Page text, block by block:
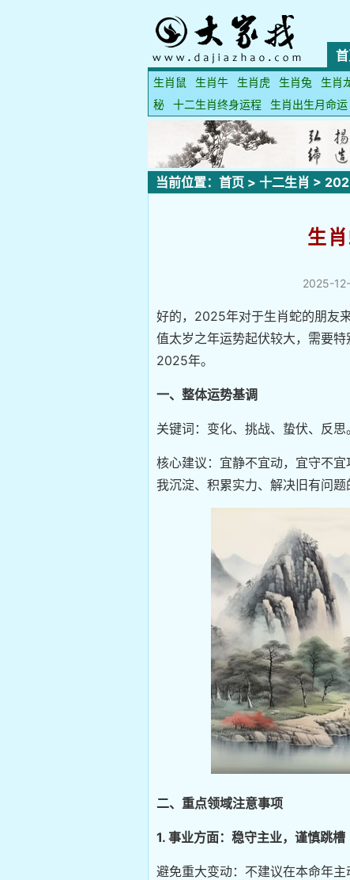
生肖鼠 生肖牛 生肖虎 生肖兔 生肖
秘
十二生肖终身运程 生肖出生月命运
当前位置： 首页 > 十二生肖 >
生
2025-
好的，2025年对于生肖蛇的朋友
值太岁之年运势起伏较大，需要
2025年。
一、整体运势基调
关键词：变化、挑战、蛰伏、反思。
核心建议：宜静不宜动，宜守不宜
我沉淀、积累实力、解决旧有问题
二、重点领域注意事项
1. 事业方面：稳守主业，谨慎跳槽
避免重大变动：不建议在本命年